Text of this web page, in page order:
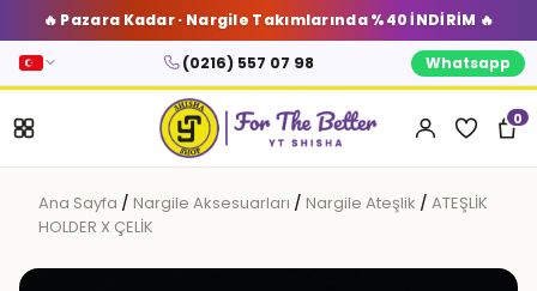
🔥 Pazara Kadar · Nargile Takımlarında %40 İNDİRİM 🔥
(0216) 557 07 98 Whatsapp
0
Ana Sayfa / Nargile Aksesuarları / Nargile Ateşlik / ATEŞLİK
HOLDER X ÇELİK